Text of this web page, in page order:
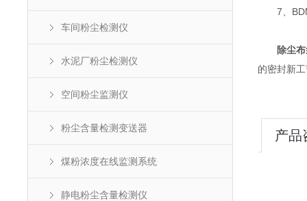
车间粉尘检测仪
水泥厂粉尘检测仪
空间粉尘监测仪
粉尘含量检测变送器
煤粉浓度在线监测系统
静电粉尘含量检测仪
7、BDM-
除尘
的密封新
产品